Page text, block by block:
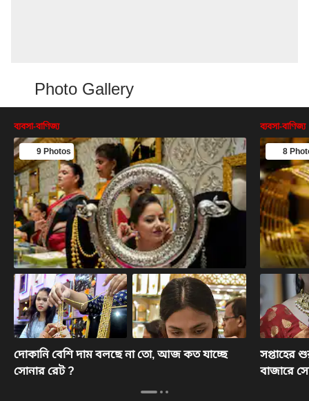
Photo Gallery
ব্যবসা-বাণিজ্য
9 Photos
দোকানি বেশি দাম বলছে না তো, আজ কত যাচ্ছে
সোনার রেট ?
ব্যবসা-বাণিজ্য
8
সপ্তাহের
বাজারে